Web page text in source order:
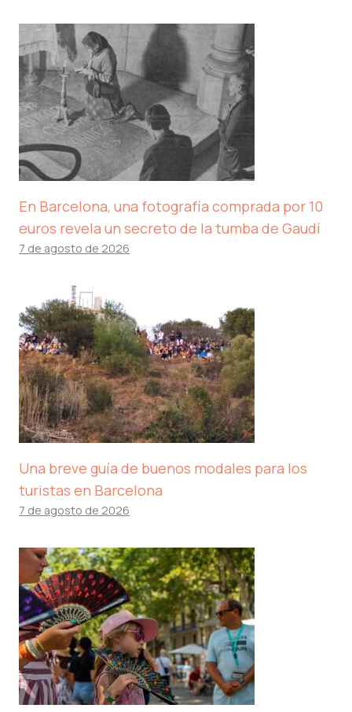
En Barcelona, ​​una fotografía comprada por 10
euros revela un secreto de la tumba de Gaudí
7 de agosto de 2026
Una breve guía de buenos modales para los
turistas en Barcelona
7 de agosto de 2026